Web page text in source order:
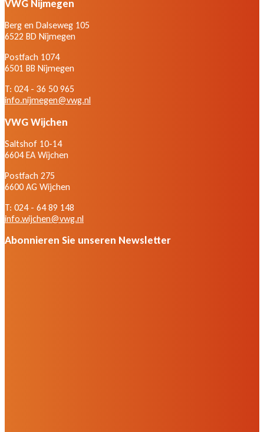
VWG Nijmegen
Berg en Dalseweg 105
6522 BD Nijmegen
Postfach 1074
6501 BB Nijmegen
T: 024 - 36 50 965
info.nijmegen@vwg.nl
VWG Wijchen
Saltshof 10-14
6604 EA Wijchen
Postfach 275
6600 AG Wijchen
T: 024 - 64 89 148
info.wijchen@vwg.nl
Abonnieren Sie unseren Newsletter